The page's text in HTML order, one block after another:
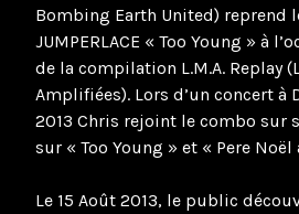
Bombing Earth United) reprend
JUMPERLACE « Too Young » à
de la compilation L.M.A. Replay
Amplifiées). Lors d’un concert à
2013 Chris rejoint le combo sur
sur « Too Young » et « Pere Noël
Le 15 Août 2013, le public